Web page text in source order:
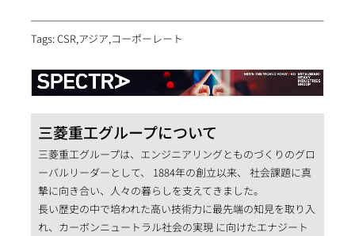
Tags: CSR,アジア,コーポーレート
三菱重工グループについて
三菱重工グループは、エンジニアリングとものづくりのグロ
ーバルリーダーとして、 1884年の創立以来、 社会課題に真
摯に向き合い、人々の暮らしを支えてきました。
長い歴史の中で培われた高い技術力に最先端の知見を取り入
れ、カーボンニュートラル社会の実現 に向けたエナジート